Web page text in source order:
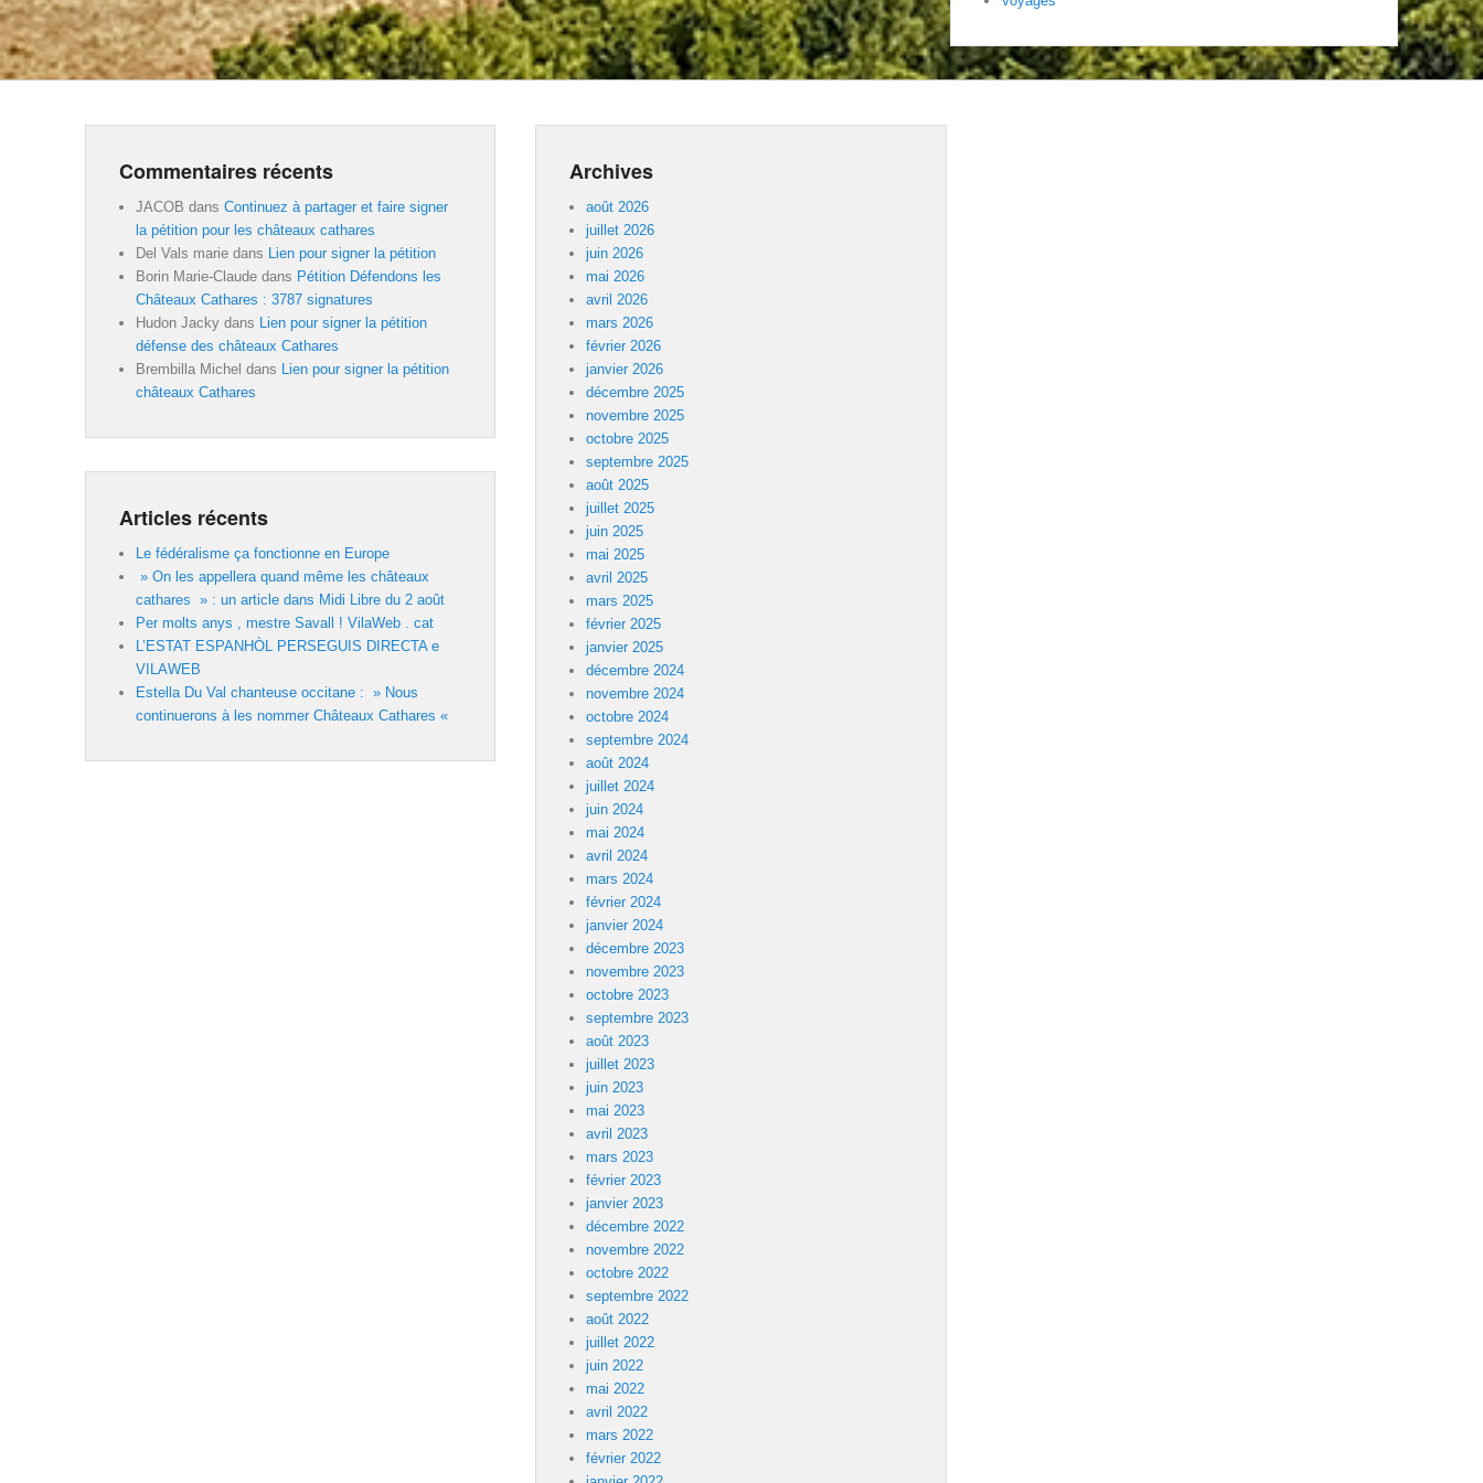
Commentaires récents
JACOB dans Continuez à partager et faire signer
la pétition pour les châteaux cathares
Del Vals marie dans
Lien pour signer la pétition
Borin Marie-Claude dans Pétition Défendons les
Châteaux Cathares : 3787 signatures
Hudon Jacky dans
Lien pour signer la pétition
défense des châteaux Cathares
Brembilla Michel dans
Lien pour signer la pétition
châteaux Cathares
Articles récents
Le fédéralisme ça fonctionne en Europe
» On les appellera quand même les châteaux
cathares » : un article dans Midi Libre du 2 août
Per molts anys , mestre Savall ! VilaWeb . cat
L’ESTAT ESPANHÒL PERSEGUIS DIRECTA e
VILAWEB
Estella Du Val chanteuse occitane : » Nous
continuerons à les nommer Châteaux Cathares «
Archives
août 2026
juillet 2026
juin 2026
mai 2026
avril 2026
mars 2026
février 2026
janvier 2026
décembre 2025
novembre 2025
octobre 2025
septembre 2025
août 2025
juillet 2025
juin 2025
mai 2025
avril 2025
mars 2025
février 2025
janvier 2025
décembre 2024
novembre 2024
octobre 2024
septembre 2024
août 2024
juillet 2024
juin 2024
mai 2024
avril 2024
mars 2024
février 2024
janvier 2024
décembre 2023
novembre 2023
octobre 2023
septembre 2023
août 2023
juillet 2023
juin 2023
mai 2023
avril 2023
mars 2023
février 2023
janvier 2023
décembre 2022
novembre 2022
octobre 2022
septembre 2022
août 2022
juillet 2022
juin 2022
mai 2022
avril 2022
mars 2022
février 2022